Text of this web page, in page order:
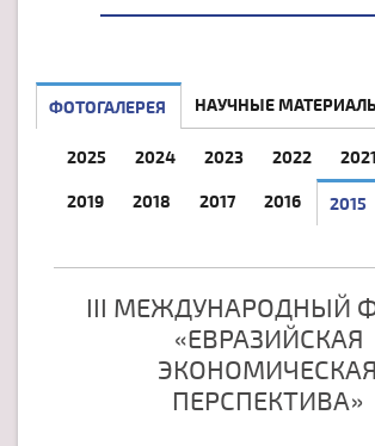
ФОТОГАЛЕРЕЯ НАУЧНЫЕ
2025 2024 2023 2022 2021
2019 2018 2017 2016 2015
III МЕЖДУНАРОДНЫЙ
«ЕВРАЗИЙСКАЯ
ЭКОНОМИЧЕСКАЯ
ПЕРСПЕКТИВА»